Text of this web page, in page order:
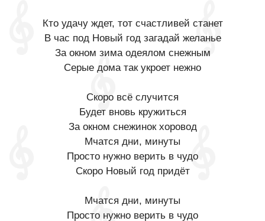
Кто удачу ждет, тот счастливей станет
В час под Новый год загадай желанье
За окном зима одеялом снежным
Серые дома так укроет нежно
Скоро всё случится
Будет вновь кружиться
За окном снежинок хоровод
Мчатся дни, минуты
Просто нужно верить в чудо
Скоро Новый год придёт
Мчатся дни, минуты
Просто нужно верить в чудо